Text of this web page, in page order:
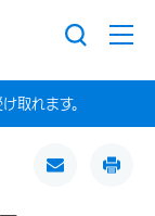
取れます。